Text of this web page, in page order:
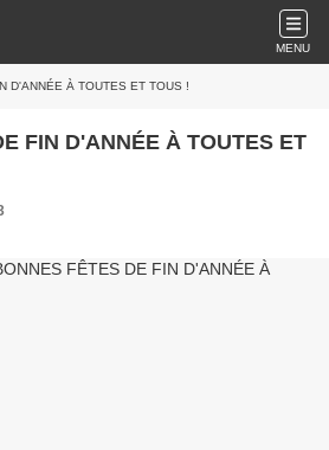
MENU
D'ANNÉE À TOUTES ET TOUS !
FIN D'ANNÉE À TOUTES ET